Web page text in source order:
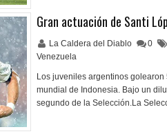
Gran actuación de Santi
La Caldera del Diablo 0
Venezuela
Los juveniles argentinos golearon
mundial de Indonesia. Bajo un
segundo de la Selección.La